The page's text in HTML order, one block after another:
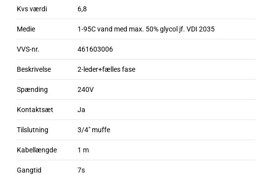
Kvs værdi 6,8
Medie 1-95C vand med max. 50% glycol jf. VDI 2035
VVS-nr. 461603006
Beskrivelse 2-leder+fælles fase
Spænding 240V
Kontaktsæt Ja
Tilslutning 3/4" muffe
Kabellængde 1 m
Gangtid 7s